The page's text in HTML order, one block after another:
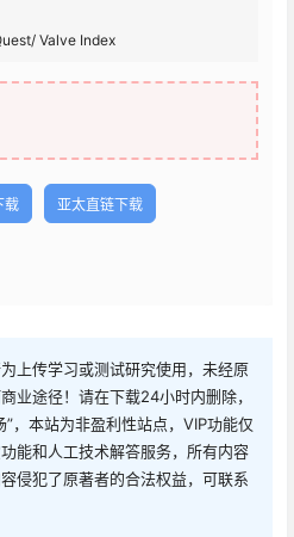
Valve Index
载 亚太直链下载
上传学习或测试研究使用，未经原
业途径！请在下载24小时内删除，
，本站为非盈利性站点，VIP功能仅
能和人工技术解答服务，所有内容
侵犯了原著者的合法权益，可联系